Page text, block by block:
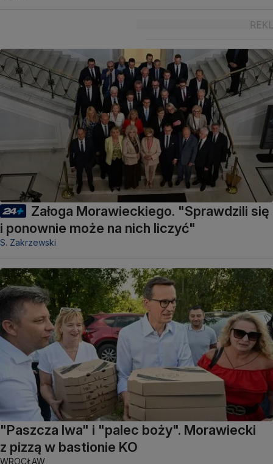
Załoga Morawieckiego. "Sprawdzili się
i ponownie może na nich liczyć"
S. Zakrzewski
"Paszcza lwa" i "palec boży". Morawiecki
z pizzą w bastionie KO
WROCŁAW